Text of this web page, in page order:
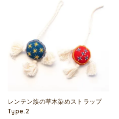
レンテン族の草木染めストラップ
Type.2